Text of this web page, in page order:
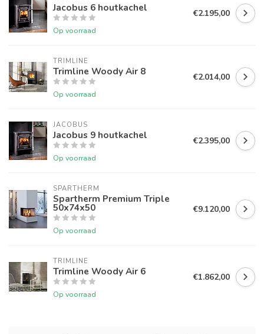
Jacobus 6 houtkachel
Op voorraad
€2.195,00
TRIMLINE
Trimline Woody Air 8
Op voorraad
€2.014,00
JACOBUS
Jacobus 9 houtkachel
Op voorraad
€2.395,00
SPARTHERM
Spartherm Premium Triple
50x74x50
Op voorraad
€9.120,00
TRIMLINE
Trimline Woody Air 6
Op voorraad
€1.862,00